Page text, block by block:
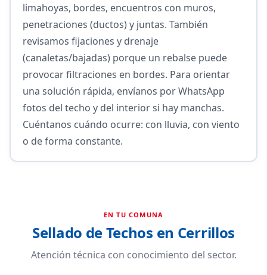
limahoyas, bordes, encuentros con muros,
penetraciones (ductos) y juntas. También
revisamos fijaciones y drenaje
(canaletas/bajadas) porque un rebalse puede
provocar filtraciones en bordes. Para orientar
una solución rápida, envíanos por WhatsApp
fotos del techo y del interior si hay manchas.
Cuéntanos cuándo ocurre: con lluvia, con viento
o de forma constante.
EN TU COMUNA
Sellado de Techos en Cerrillos
Atención técnica con conocimiento del sector.